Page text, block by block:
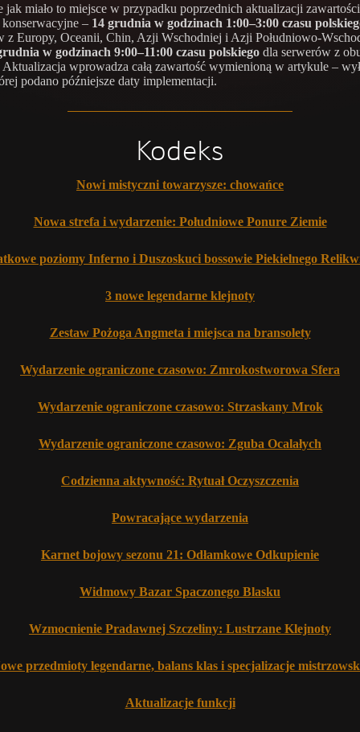
jak miało to miejsce w przypadku poprzednich aktualizacji
konserwacyjne – 14 grudnia w godzinach 1:00–3:00 czasu
z Europy, Oceanii, Chin, Azji Wschodniej i Azji Południowo-
w godzinach 9:00–11:00 czasu polskiego dla serwerów z
wprowadza całą zawartość wymienioną w artykule –
podano późniejsze daty implementacji.
Kodeks
Nowi mistyczni towarzysze: chowańce
Nowa strefa i wydarzenie: Południowe Ponure Ziemie
poziomy Inferno i Duszoskuci bossowie Piekielnego
3 nowe legendarne klejnoty
Zestaw Pożoga Angmeta i miejsca na bransolety
Wydarzenie ograniczone czasowo: Zmrokostworowa Sfera
Wydarzenie ograniczone czasowo: Strzaskany Mrok
Wydarzenie ograniczone czasowo: Zguba Ocalałych
Codzienna aktywność: Rytuał Oczyszczenia
Powracające wydarzenia
Karnet bojowy sezonu 21: Odłamkowe Odkupienie
Widmowy Bazar Spaczonego Blasku
Wzmocnienie Pradawnej Szczeliny: Lustrzane Klejnoty
przedmioty legendarne, balans klas i specjalizacje
Aktualizacje funkcji